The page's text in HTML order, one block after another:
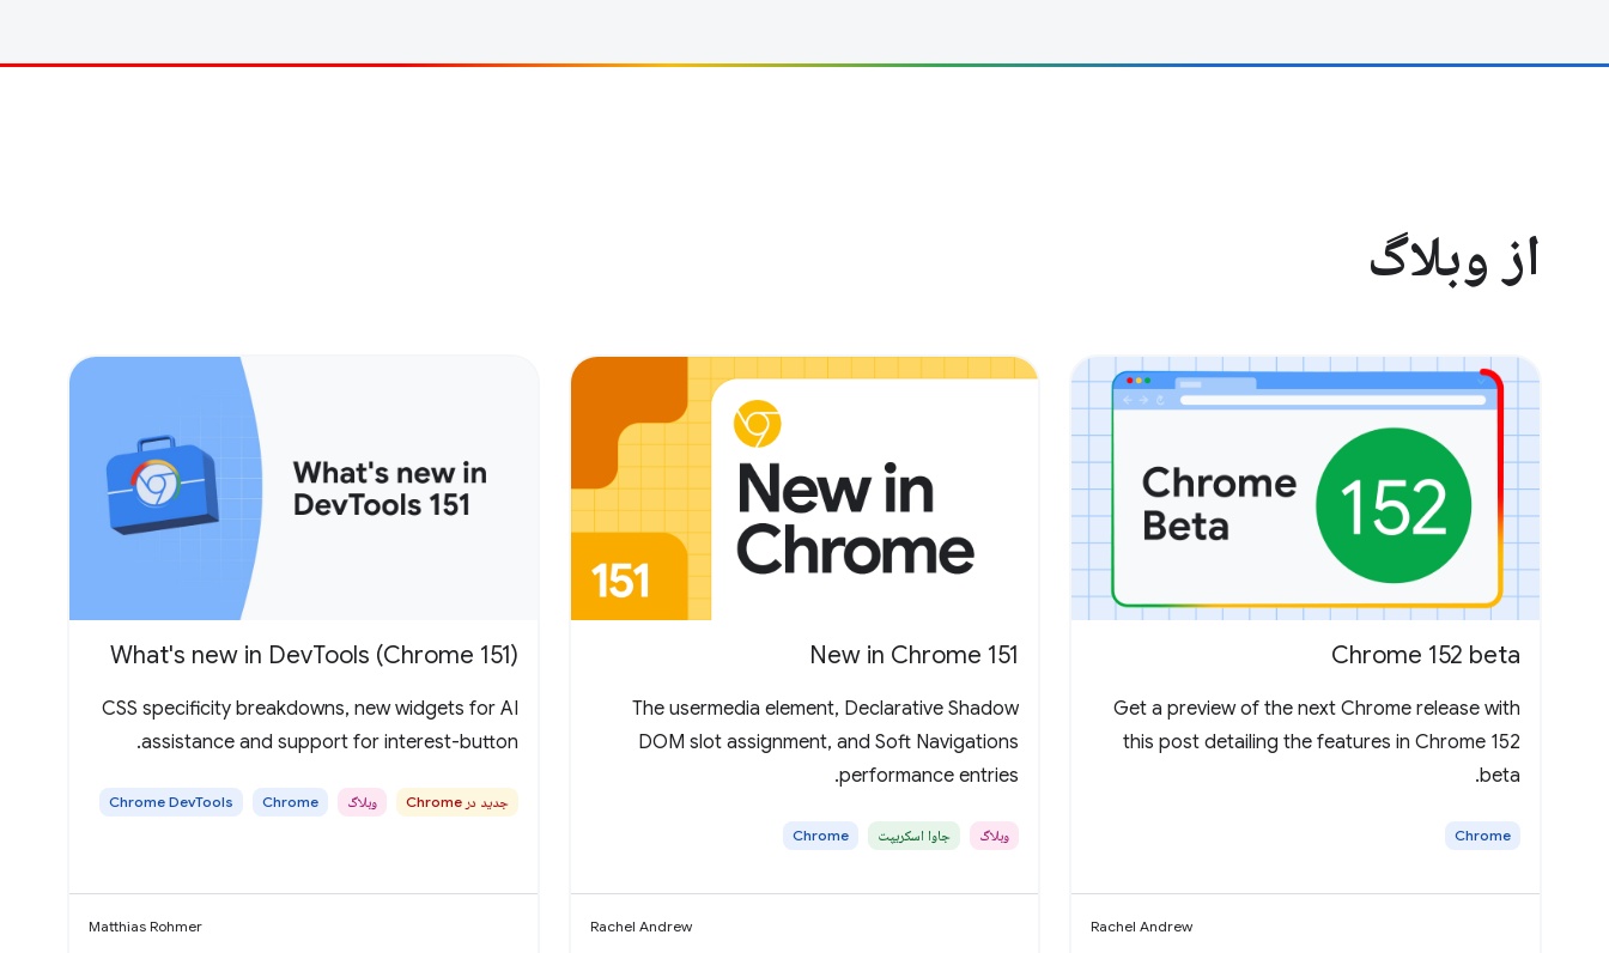
از وبلاگ
Chrome 152 beta
Get a preview of the next Chrome release with
this post detailing the features in Chrome 152
beta.
Chrome
Rachel Andrew
New in Chrome 151
The usermedia element, Declarative Shadow
DOM slot assignment, and Soft Navigations
performance entries.
وبلاگ جاوا اسکریپت Chrome
Rachel Andrew
What's new in DevTools (Chrome 151)
CSS specificity breakdowns, new widgets for AI
assistance and support for interest-button.
جدید در Chrome وبلاگ Chrome
‫Chrome DevTools
Matthias Rohmer